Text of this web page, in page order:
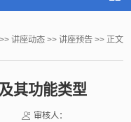
>> 讲座动态>> 讲座预告>> 正文
其功能类型
审核人：